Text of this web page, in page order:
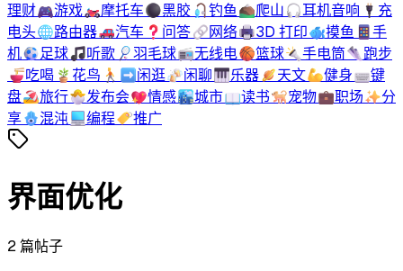
理财🎮游戏🏍️摩托车⚫黑胶 🎣钓鱼⛰️爬山🎧耳机音响 🔌 充
电头🌐路由器🚗汽车 ❓ 问答🔗网络🖨️3D 打印🐟摸鱼 📱手
机⚽足球🎵听歌 🏸羽毛球📻无线电🏀篮球🔦手电筒👟跑步
🍜吃喝 🪴 花鸟 🚶‍➡️闲逛🍻闲聊🎹乐器🪐天文💪健身⌨️键
盘🏖️旅行🐣发布会💖情感🏙️城市📖读书🐕宠物💼职场✨分
享🪬混沌💻编程🏷️推广
界面优化
2篇帖子